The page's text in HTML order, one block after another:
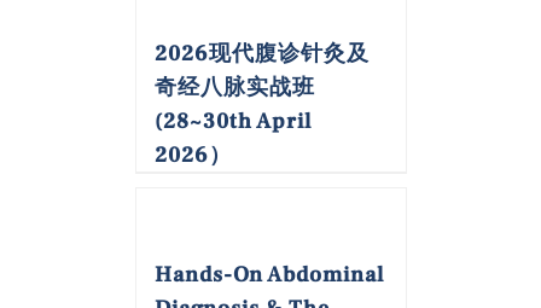
2026现代腹诊针灸及
奇经八脉实战班
(28~30th April
2026）
Hands-On Abdominal